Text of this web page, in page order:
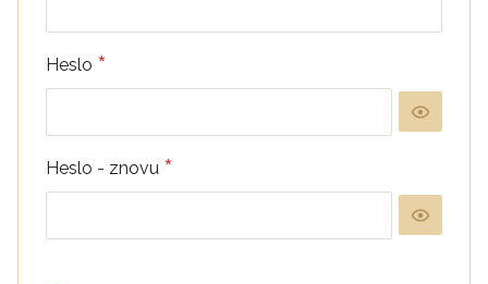
Heslo *
Heslo - znovu *